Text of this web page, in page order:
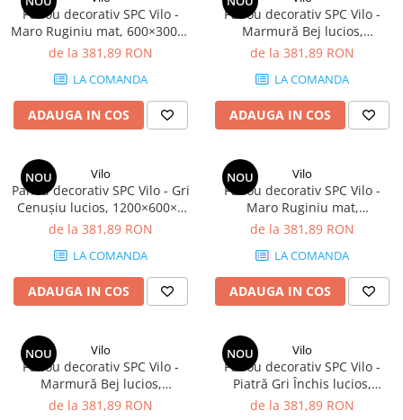
Panou decorativ SPC Vilo -
Maro Ruginiu mat, 600×300×4
mm, 2.34 mp/cutie (13
de la 381,89 RON
LA COMANDA
ADAUGA IN COS
Panou decorativ SPC Vilo -
Marmură Bej lucios,
600×300×4 mm, 2.34 mp/cutie
de la 381,89 RON
LA COMANDA
ADAUGA IN COS
NOU Vilo
Panou decorativ SPC Vilo - Gri
Cenușiu lucios, 1200×600×4
mm, 2.88 mp/cutie (4 panouri)
de la 381,89 RON
LA COMANDA
ADAUGA IN COS
NOU Vilo
Panou decorativ SPC Vilo -
Maro Ruginiu mat,
1200×600×4 mm, 2.88
de la 381,89 RON
LA COMANDA
ADAUGA IN COS
NOU Vilo
Panou decorativ SPC Vilo -
Marmură Bej lucios,
1200×600×4 mm, 2.88
de la 381,89 RON
NOU Vilo
Panou decorativ SPC Vilo -
Piatră Gri Închis lucios,
1200×600×4 mm, 2.88
de la 381,89 RON